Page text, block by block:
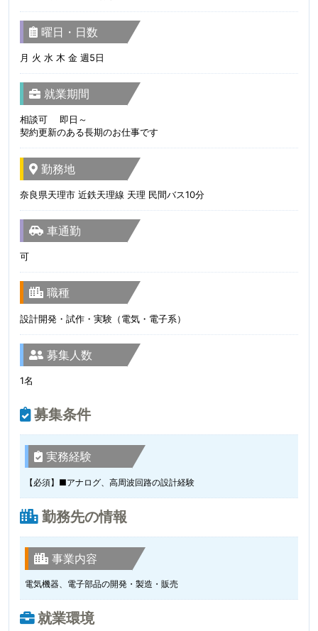
曜日・日数
月 火 水 木 金 週5日
就業期間
相談可 即日～
契約更新のある長期のお仕事です
勤務地
奈良県天理市 近鉄天理線 天理 民間バス10分
車通勤
可
職種
設計開発・試作・実験（電気・電子系）
募集人数
1名
募集条件
実務経験
【必須】■アナログ、高周波回路の設計経験
勤務先の情報
事業内容
電気機器、電子部品の開発・製造・販売
就業環境